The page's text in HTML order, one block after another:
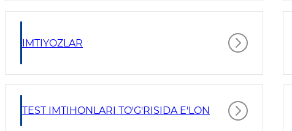
IMTIYOZLAR
TEST IMTIHONLARI TO'G'RISIDA E'LON